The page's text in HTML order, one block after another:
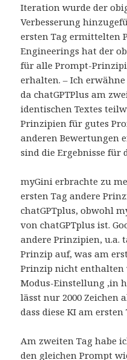
Iteration wurde der
Verbesserung
ersten Tag ermittelten
Engineerings hat der
für alle Prompt-
erhalten. – Ich
da chatGPTPlus am
identischen Textes
Prinzipien für gutes
anderen Bewertungen
sind die Ergebnisse für
myGini erbrachte zu
ersten Tag andere
chatGPTplus, obwohl
von chatGPTplus ist.
andere Prinzipien,
Prinzip auf, was am
Prinzip nicht enthalten
Modus-Einstellung ‚in
lässt nur 2000 Zeichen
dass diese KI am
Am zweiten Tag habe
den gleichen Prompt